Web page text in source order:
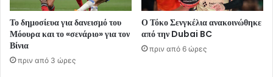
Το δημοσίευα για δανεισμό του
Μόουρα και το «σενάριο» για τον
Βίνια
πριν από 3 ώρες
Ο Τόκο Σενγκέλια ανακοινώθηκε
από την Dubai BC
πριν από 6 ώρες